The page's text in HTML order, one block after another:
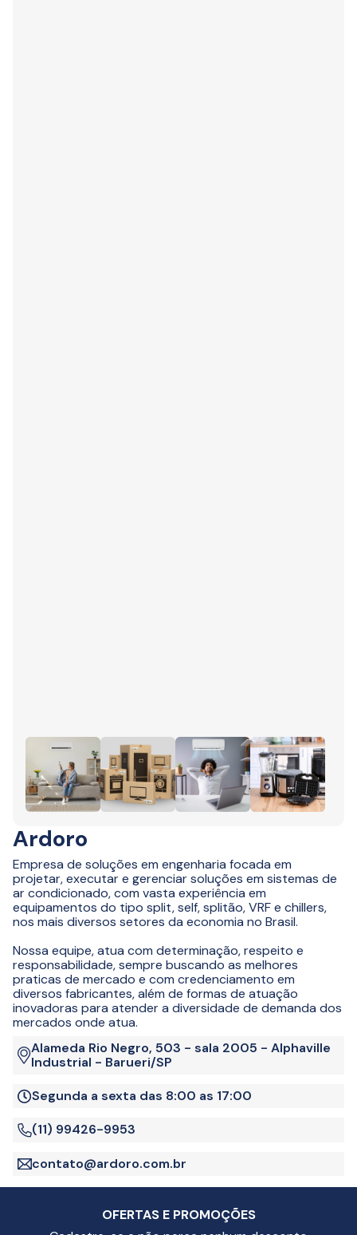
Ardoro
Empresa de soluções em engenharia focada em
projetar, executar e gerenciar soluções em sistemas de
ar condicionado, com vasta experiência em
equipamentos do tipo split, self, splitão, VRF e chillers,
nos mais diversos setores da economia no Brasil.
Nossa equipe, atua com determinação, respeito e
responsabilidade, sempre buscando as melhores
praticas de mercado e com credenciamento em
diversos fabricantes, além de formas de atuação
inovadoras para atender a diversidade de demanda dos
mercados onde atua.
Alameda Rio Negro, 503 - sala 2005 - Alphaville
Industrial - Barueri/SP
Segunda a sexta das 8:00 as 17:00
(11) 99426-9953
contato@ardoro.com.br
OFERTAS E PROMOÇÕES